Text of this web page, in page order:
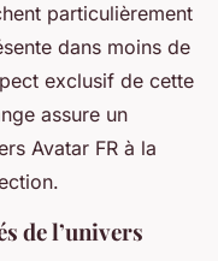
particulièrement
dans moins de
exclusif de cette
assure un
Avatar FR à la
de l’univers